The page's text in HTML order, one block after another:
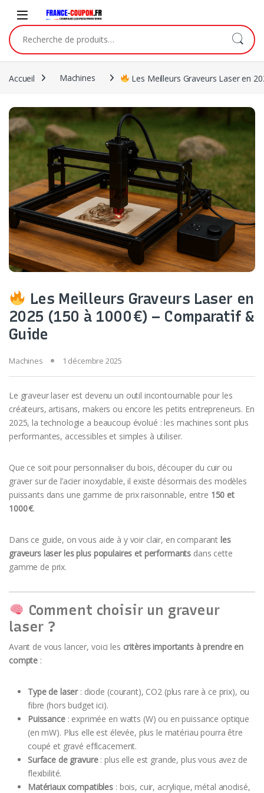
Recherche pour :
Accueil Machines Les Meilleurs Graveurs Laser en
Les Meilleurs Graveurs Laser en
2025 (150 à 1000 €) – Comparatif &
Guide
Machines 1 décembre 2025
Le graveur laser est devenu un outil incontournable pour les
créateurs, artisans, makers ou encore les petits entrepreneurs. En
2025, la technologie a beaucoup évolué : les machines sont plus
performantes, accessibles et simples à utiliser.
Que ce soit pour personnaliser du bois, découper du cuir ou
graver sur de l’acier inoxydable, il existe désormais des modèles
puissants dans une gamme de prix raisonnable, entre 150 et
1000 €.
Dans ce guide, on vous aide à y voir clair, en comparantles
graveurs laser les plus populaires et performants dans cette
gamme de prix.
Comment choisir un graveur
laser ?
Avant de vous lancer, voici les critères importants à prendre en
compte :
Type de laser: diode (courant), CO2 (plus rare à ce prix), ou
fibre (hors budget ici).
Puissance: exprimée en watts (W) ou en puissance optique
(en mW). Plus elle est élevée, plus le matériau pourra être
coupé et gravé efficacement.
Surface de gravure: plus elle est grande, plus vous avez de
flexibilité.
Matériaux compatibles : bois, cuir, acrylique, métal anodisé,